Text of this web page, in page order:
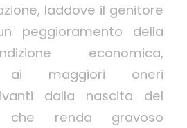
laddove il genitore
peggioramento della
economica,
ai maggiori oneri
dalla nascita del
che renda gravoso